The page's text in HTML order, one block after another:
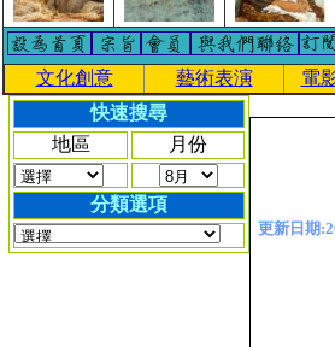
文化創意 藝術表演
電
快速搜尋
地區
月份
分類選項
更新日期